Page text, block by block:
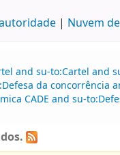
Nuvem
and su-to:Cartel
da
CADE and su-